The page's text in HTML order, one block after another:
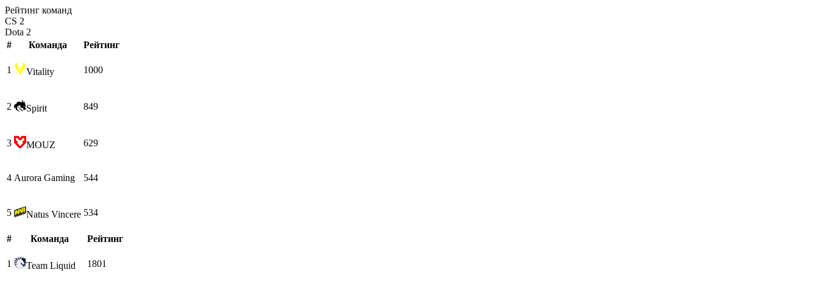
Рейтинг команд
CS 2
Dota 2
#
Команда Рейтинг
1 Vitality 1000
2 Spirit 849
3 MOUZ 629
4 Aurora Gaming 544
5 Natus Vincere 534
# Команда Рейтинг
1 Team Liquid 1801